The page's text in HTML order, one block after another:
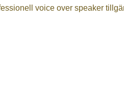
voice over speaker